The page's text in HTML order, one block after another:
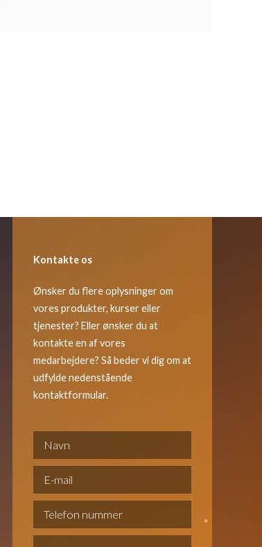
Kontakte os
Ønsker du flere oplysninger om
vores produkter, kurser eller
tjenester? Eller ønsker du at
kontakte en af vores
medarbejdere? Så beder vi dig om at
udfylde nedenstående
kontaktformular.